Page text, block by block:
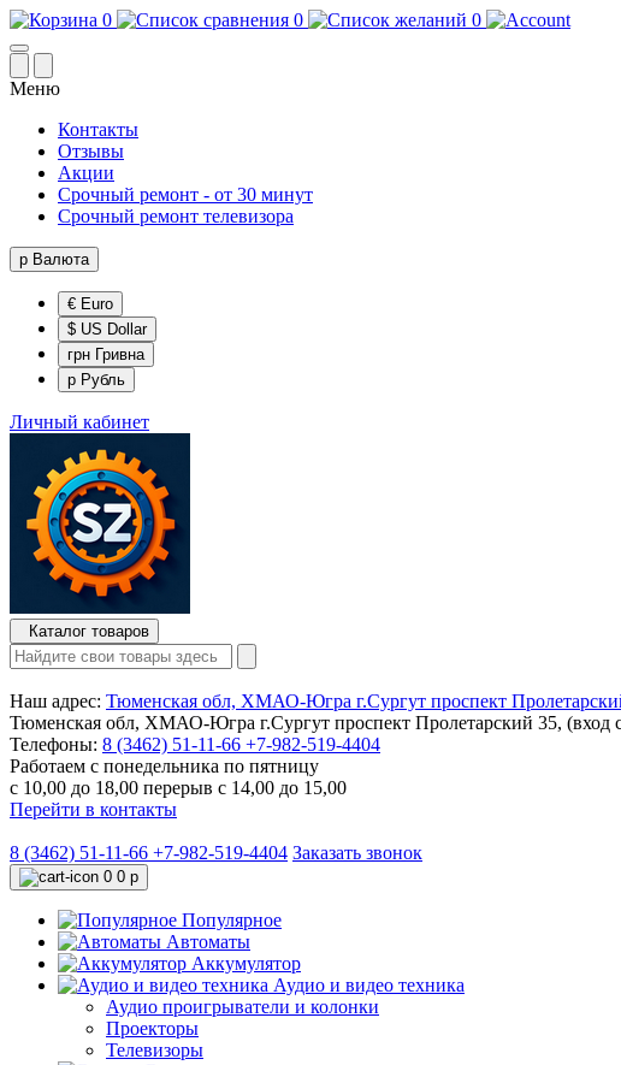
0 0 0
Меню
Контакты
Отзывы
Акции
Срочный ремонт - от 30 минут
Срочный ремонт телевизора
р Валюта
€ Euro
$ US Dollar
грн Гривна
р Рубль
Личный кабинет
Каталог товаров
Наш адрес: Тюменская обл, ХМАО-Югра г.Сургут проспект
Тюменская обл, ХМАО-Югра г.Сургут проспект Пролетарский 35, (вход
Телефоны: 8 (3462) 51-11-66 +7-982-519-4404
Работаем с понедельника по пятницу
с 10,00 до 18,00 перерыв с 14,00 до 15,00
Перейти в контакты
8 (3462) 51-11-66 +7-982-519-4404 Заказать звонок
0 0 р
Популярное
Автоматы
Аккумулятор
Аудио и видео техника
Аудио проигрыватели и колонки
Проекторы
Телевизоры